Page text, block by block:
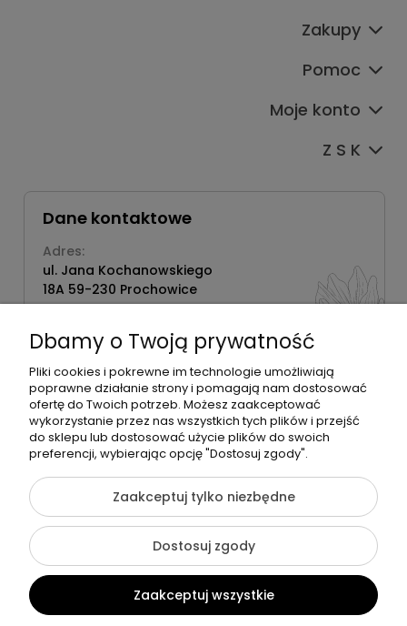
Zakupy
Pomoc
Moje konto
Z S K
Dane kontaktowe
Adres:
ul. Jana Kochanowskiego
18A 59-230 Prochowice
Numer NIP:
Telefon:
518358020
©2026 Wszelkie Prawa Zastrzeżone | Zrób Sobie Krem
Szablon Flex byEcommercy
Pokaż pełną wersję strony
Sklep internetowy Shoper Premium
Dbamy o Twoją prywatność
Pliki cookies i pokrewne im technologie umożliwiają
poprawne działanie strony i pomagają nam dostosować
ofertę do Twoich potrzeb. Możesz zaakceptować
wykorzystanie przez nas wszystkich tych plików i przejść
do sklepu lub dostosować użycie plików do swoich
preferencji, wybierając opcję "Dostosuj zgody".
Zaakceptuj tylko niezbędne
Dostosuj zgody
Zaakceptuj wszystkie